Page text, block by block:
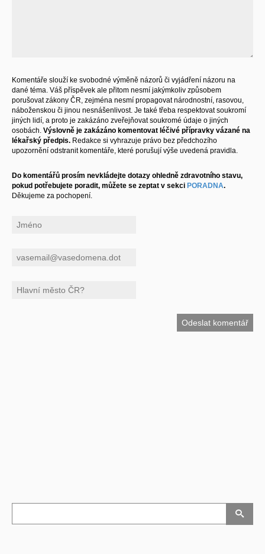
Komentáře slouží ke svobodné výměně názorů či vyjádření názoru na
dané téma. Váš příspěvek ale přitom nesmí jakýmkoliv způsobem
porušovat zákony ČR, zejména nesmí propagovat národnostní, rasovou,
náboženskou či jinou nesnášenlivost. Je také třeba respektovat soukromí
jiných lidí, a proto je zakázáno zveřejňovat soukromé údaje o jiných
osobách. Výslovně je zakázáno komentovat léčivé přípravky vázané na
lékařský předpis. Redakce si vyhrazuje právo bez předchozího
upozornění odstranit komentáře, které porušují výše uvedená pravidla.
Do komentářů prosím nevkládejte dotazy ohledně zdravotního stavu,
pokud potřebujete poradit, můžete se zeptat v sekci PORADNA.
Děkujeme za pochopení.